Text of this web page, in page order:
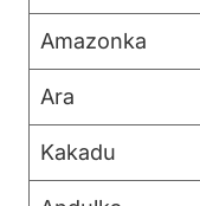
Amazonka
Ara
Kakadu